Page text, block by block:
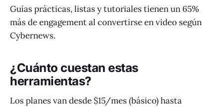
Guías prácticas, listas y tutoriales tienen un 65%
más de engagement al convertirse en video según
Cybernews.
¿Cuánto cuestan estas
herramientas?
Los planes van desde $15/mes (básico) hasta